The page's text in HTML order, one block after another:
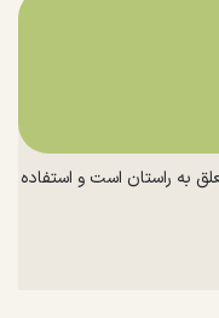
به راستان است و استفاده